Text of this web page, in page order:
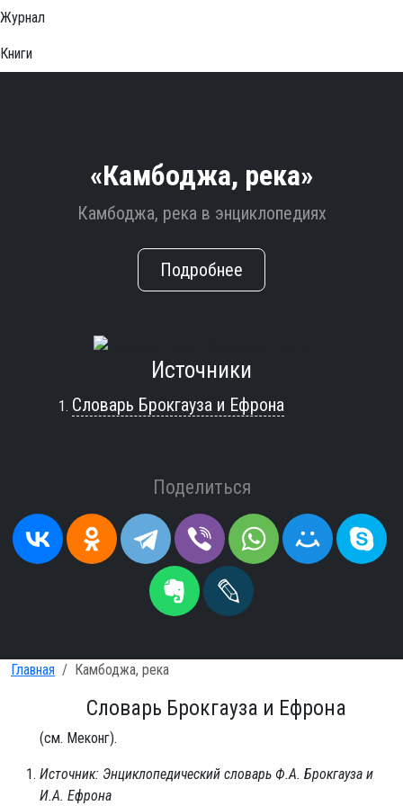
Журнал
Книги
«Камбоджа, река»
Камбоджа, река в энциклопедиях
Подробнее
Источники
Словарь Брокгауза и Ефрона
Поделиться
Главная Камбоджа, река
Словарь Брокгауза и Ефрона
(см. Меконг).
Источник: Энциклопедический словарь Ф.А. Брокгауза и
И.А. Ефрона